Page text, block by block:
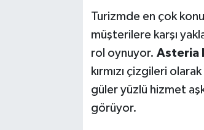
Turizmde en çok
müşterilere karşı
rol oynuyor. Asteria
kırmızı çizgileri
güler yüzlü hizmet
görüyor.